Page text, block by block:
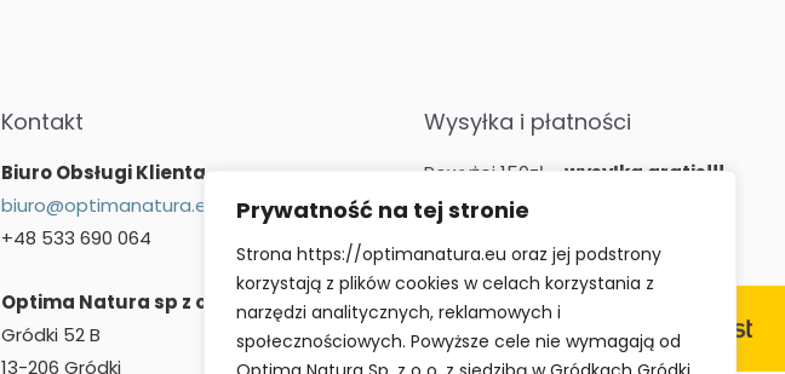
Prywatność na tej stronie
Strona https://optimanatura.eu oraz jej podstrony
korzystają z plików cookies w celach korzystania z
narzędzi analitycznych, reklamowych i
społecznościowych. Powyższe cele nie wymagają od
Kontakt
Biuro Obsługi Klienta
biuro@optimanatura.eu
+48 533 690 064
Optima Natura sp z o.o.
Gródki 52 B
13-206 Gródki
Wysyłka i płatności
Powyżej 150zł –
wysyłka gratis!!!
Kurier –15zł